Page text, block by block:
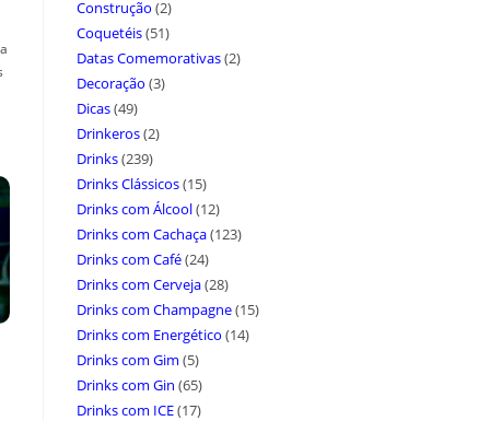
Construção (2)
Coquetéis(51)
Datas Comemorativas(2)
Decoração (3)
Dicas(49)
Drinkeros(2)
Drinks(239)
Drinks Clássicos(15)
Drinks com Álcool(12)
Drinks com Cachaça(123)
Drinks com Café(24)
Drinks com Cerveja(28)
Drinks com Champagne(15)
Drinks com Energético (14)
Drinks com Gim (5)
Drinks com Gin (65)
Drinks com ICE(17)